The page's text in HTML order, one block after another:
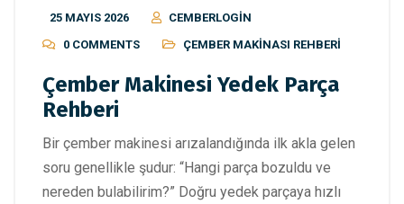
25 MAYIS 2026
CEMBERLOGIN
0 COMMENTS
ÇEMBER MAKINASI REHBERI
Çember Makinesi Yedek Parça
Rehberi
Bir çember makinesi arızalandığında ilk akla gelen
soru genellikle şudur: “Hangi parça bozuldu ve
nereden bulabilirim?” Doğru yedek parçaya hızlı